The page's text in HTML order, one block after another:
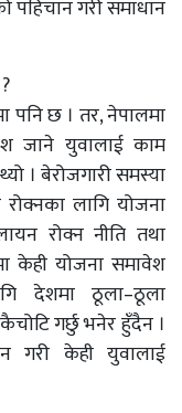
पहिचान गरी समाधान
पनि छ । तर, नेपालमा
जाने युवालाई काम
। बेरोजगारी समस्या
लागि योजना
रोक्न नीति तथा
केही योजना समावेश
देशमा ठूला–ठूला
गर्छु भनेर हुँदैन ।
गरी केही युवालाई